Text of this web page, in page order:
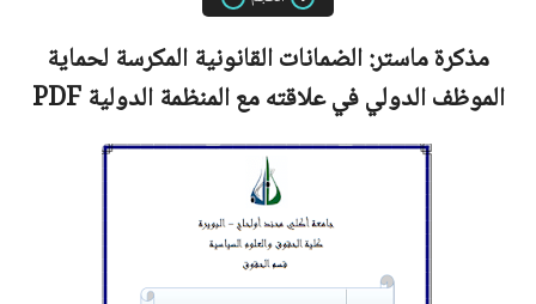
مذكرة ماستر:الضمانات القانونية المكرسة لحماية
الموظف الدولي في علاقته مع المنظمة الدولية PDF